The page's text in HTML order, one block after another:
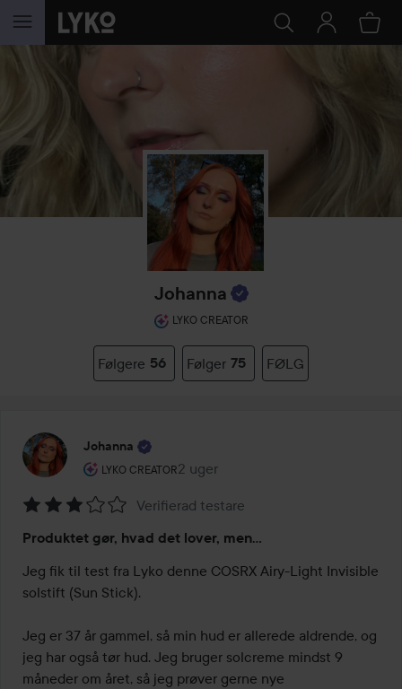
GÅ TIL INDHOLD
Johanna
LYKO CREATOR
Følgere 56 Følger 75 FØLG
Johanna
LYKO CREATOR
Brugerens rolle: Lyko Creator.
2 uger
Posten blev oprettet 2 uger
3
ud
af
Verifierad testare
Produktet gør, hvad det lover, men...
Jeg fik til test fra Lyko denne COSRX Airy-Light Invisible
solstift (Sun Stick).
Jeg er 37 år gammel, så min hud er allerede aldrende, og
jeg har også tør hud. Jeg bruger solcreme mindst 9
måneder om året, så jeg prøver gerne nye